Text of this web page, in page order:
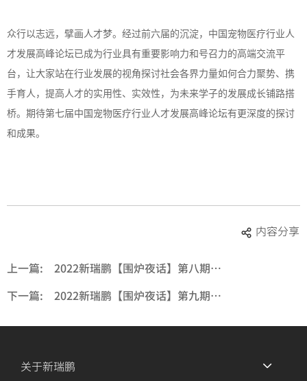
众行以志远，擘画人才梦。经过前六届的沉淀，中国宠物医疗行业人
才发展高峰论坛已成为行业具有重要影响力和号召力的高端交流平
台，让大家站在行业发展的视角探讨社会各界力量如何合力聚势、携
手育人，提高人才的实用性、实效性，为未来学子的发展成长铺路搭
桥。期待第七届中国宠物医疗行业人才发展高峰论坛有更深度的探讨
和成果。
内容分享
上一篇:
2022新瑞鹏【围炉夜话】第八期——医者金陵汇
下一篇:
2022新瑞鹏【围炉夜话】第九期——群医齐鲁会
关于新瑞鹏